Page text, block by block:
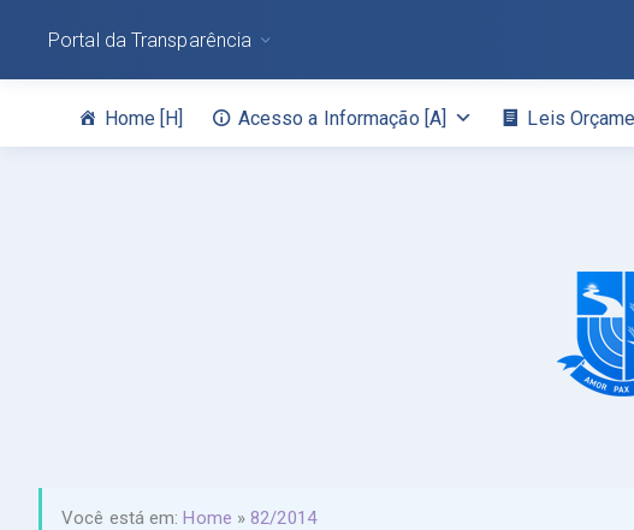
Home [H] Acesso a Informação [A] Leis
Portal da Transparência
Você está em:Home »82/2014